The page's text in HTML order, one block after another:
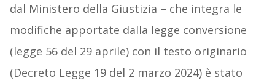
dal Ministero della Giustizia – che integra le
modifiche apportate dalla legge conversione
(legge 56 del 29 aprile) con il testo originario
(Decreto Legge 19 del 2 marzo 2024) è stato